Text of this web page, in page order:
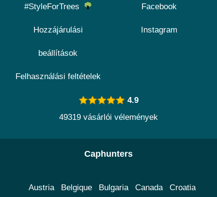
#StyleForTrees
Hozzájárulási
beállítások
Felhasználási feltételek
Facebook
Instagram
4.9
49319 vásárlói vélemények
Caphunters
Austria Belgique Bulgaria Canada Croatia